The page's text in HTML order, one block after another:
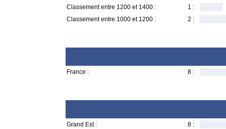
Classement entre 1200 et 1400 :
1 :
Classement entre 1000 et 1200 :
2 :
France : 8 :
Grand Est : 8 :